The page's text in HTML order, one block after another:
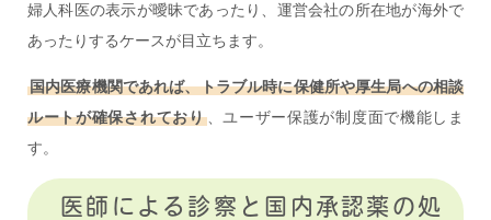
婦人科医の表示が曖昧であったり、運営会社の所在地が海外で
あったりするケースが目立ちます。
国内医療機関であれば、トラブル時に保健所や厚生局への相談
ルートが確保されており、ユーザー保護が制度面で機能しま
す。
医師による診察と国内承認薬の処